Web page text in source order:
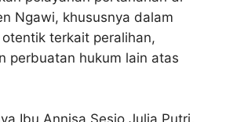
Ngawi, khususnya dalam
terkait peralihan,
perbuatan hukum lain atas